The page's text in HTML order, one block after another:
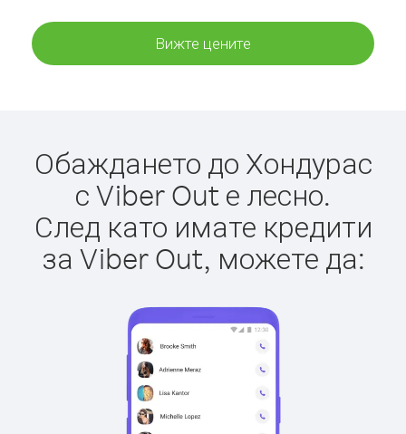
Вижте цените
Обаждането до Хондурас
с Viber Out е лесно.
След като имате кредити
за Viber Out, можете да: